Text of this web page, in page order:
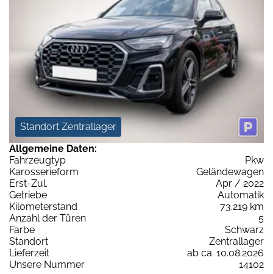
Standort Zentrallager
Allgemeine Daten:
Fahrzeugtyp
Pkw
Karosserieform
Geländewagen
Erst-Zul.
Apr / 2022
Getriebe
Automatik
Kilometerstand
73.219 km
Anzahl der Türen
5
Farbe
Schwarz
Standort
Zentrallager
Lieferzeit
ab ca. 10.08.2026
Unsere Nummer
14102